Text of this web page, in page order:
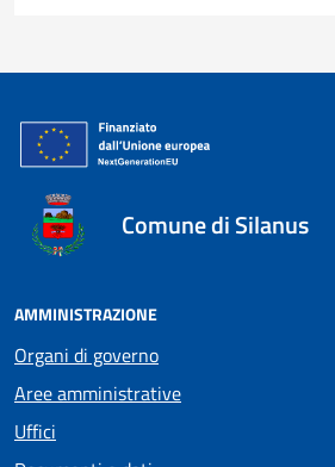
Comune di Silanus
AMMINISTRAZIONE
Organi di governo
Aree amministrative
Uffici